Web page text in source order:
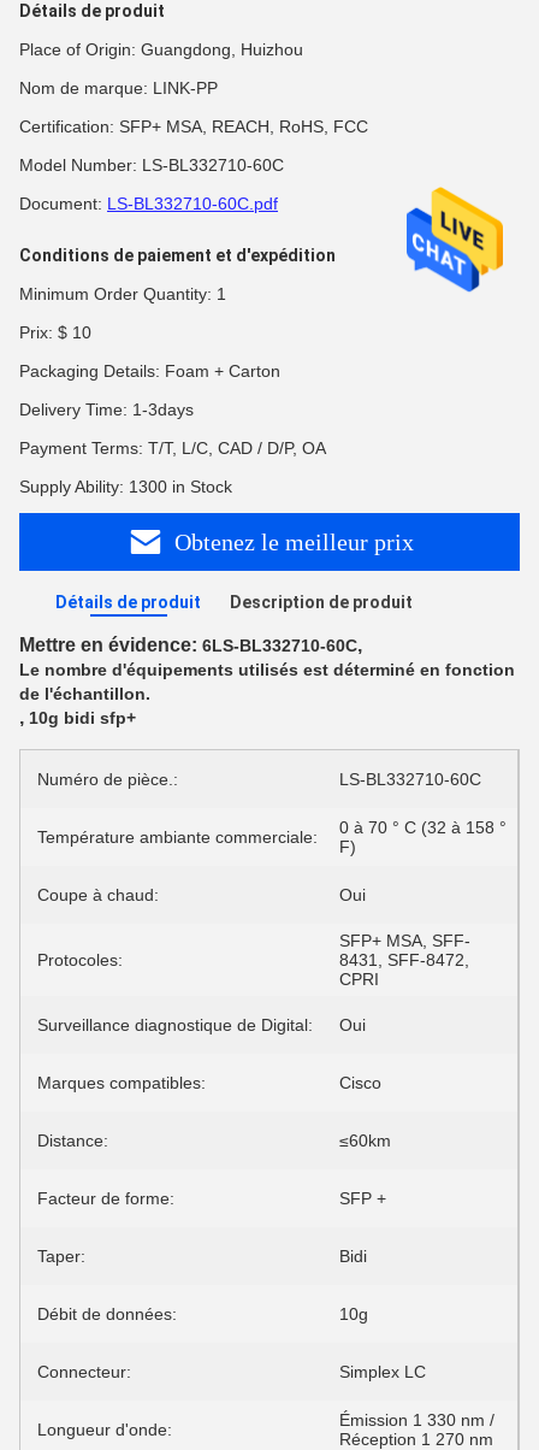
Détails de produit
Place of Origin: Guangdong, Huizhou
Nom de marque: LINK-PP
Certification: SFP+ MSA, REACH, RoHS, FCC
Model Number: LS‑BL332710‑60C
Document: LS-BL332710-60C.pdf
Conditions de paiement et d'expédition
Minimum Order Quantity: 1
Prix: $ 10
Packaging Details: Foam + Carton
Delivery Time: 1-3days
Payment Terms: T/T, L/C, CAD / D/P, OA
Supply Ability: 1300 in Stock
Obtenez le meilleur prix
Détails de produit Description de produit
Mettre en évidence: 6LS‑BL332710‑60C,
Le nombre d'équipements utilisés est déterminé en fonction
de l'échantillon.
, 10g bidi sfp+
Numéro de pièce.: LS‑BL332710‑60C
Température ambiante commerciale:
0 à 70 ° C (32 à 158 °
F)
Coupe à chaud: Oui
Protocoles:
SFP+ MSA, SFF-
8431, SFF-8472,
CPRI
Surveillance diagnostique de Digital: Oui
Marques compatibles: Cisco
Distance: ≤60km
Facteur de forme: SFP +
Taper: Bidi
Débit de données: 10g
Connecteur: Simplex LC
Longueur d'onde:
Émission 1 330 nm /
Réception 1 270 nm